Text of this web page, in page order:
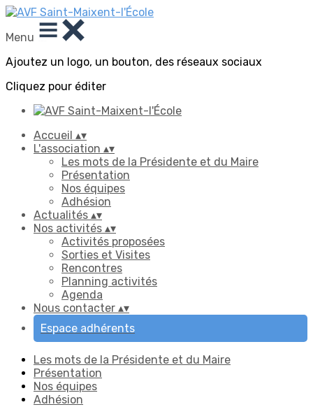
Menu
Ajoutez un logo, un bouton, des réseaux sociaux
Cliquez pour éditer
Accueil ▴▾
L'association ▴▾
Les mots de la Présidente et du Maire
Présentation
Nos équipes
Adhésion
Actualités ▴▾
Nos activités ▴▾
Activités proposées
Sorties et Visites
Rencontres
Planning activités
Agenda
Nous contacter ▴▾
Espace adhérents
Les mots de la Présidente et du Maire
Présentation
Nos équipes
Adhésion